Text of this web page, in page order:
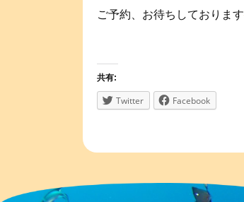
ご予約、お待ちしております
共有:
Twitter Facebook